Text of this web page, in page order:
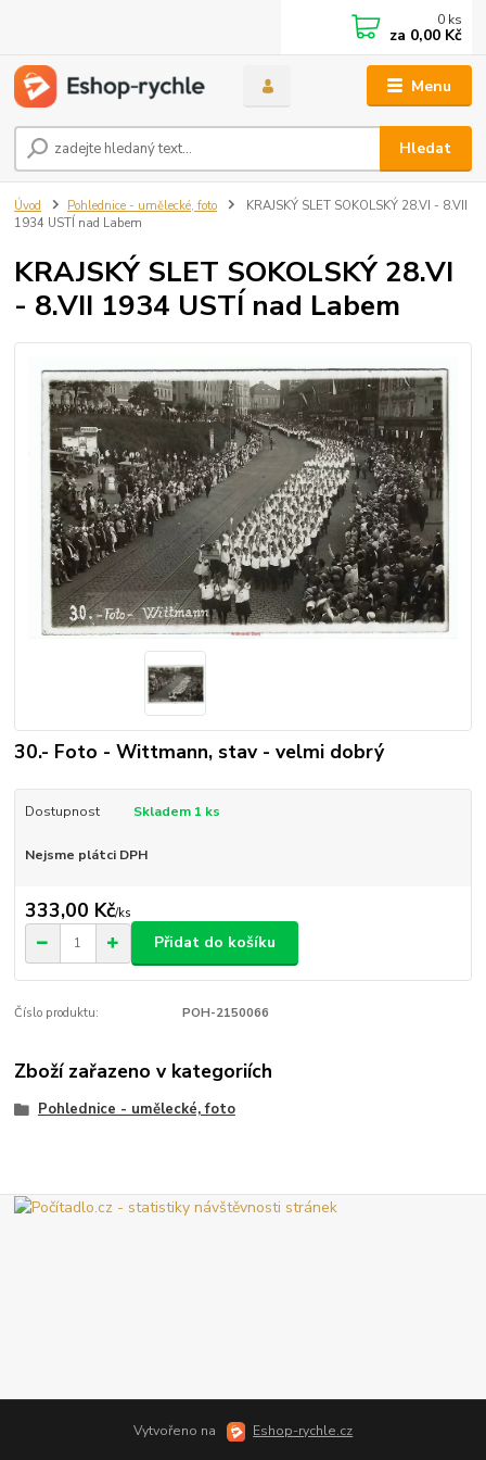
Menu
Hledat
0 ks
za 0,00 Kč
Úvod Pohlednice - umělecké, foto
KRAJSKÝ SLET SOKOLSKÝ 28.VI - 8.VII
1934 USTÍ nad Labem
KRAJSKÝ SLET SOKOLSKÝ 28.VI
- 8.VII 1934 USTÍ nad Labem
30.- Foto - Wittmann, stav - velmi dobrý
Dostupnost Skladem 1 ks
Nejsme plátci DPH
333,00 Kč/ks
Přidat do košíku
Číslo produktu: POH-2150066
Zboží zařazeno v kategoriích
Pohlednice - umělecké, foto
Vytvořeno na Eshop-rychle.cz